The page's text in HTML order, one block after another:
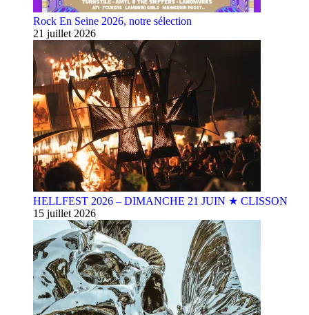
Rock En Seine 2026, notre sélection
21 juillet 2026
HELLFEST 2026 – DIMANCHE 21 JUIN ★ CLISSON
15 juillet 2026